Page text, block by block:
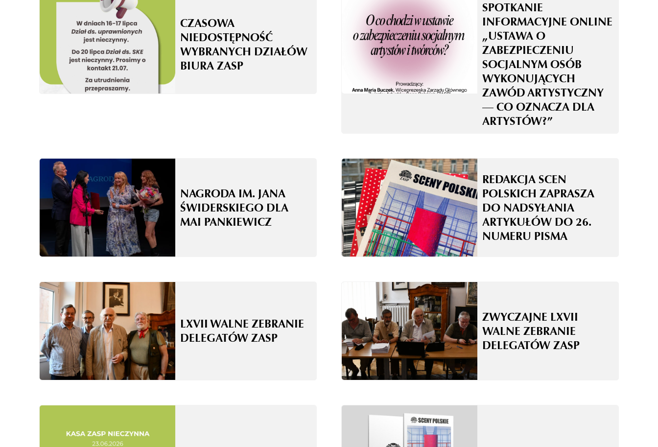
CZASOWA
NIEDOSTĘPNOŚĆ
WYBRANYCH DZIAŁÓW
BIURA ZASP
SPOTKANIE
INFORMACYJNE ONLINE
„USTAWA O
ZABEZPIECZENIU
SOCJALNYM OSÓB
WYKONUJĄCYCH
ZAWÓD ARTYSTYCZNY
— CO OZNACZA DLA
ARTYSTÓW?”
NAGRODA IM. JANA
ŚWIDERSKIEGO DLA
MAI PANKIEWICZ
REDAKCJA SCEN
POLSKICH ZAPRASZA
DO NADSYŁANIA
ARTYKUŁÓW DO 26.
NUMERU PISMA
LXVII WALNE ZEBRANIE
DELEGATÓW ZASP
ZWYCZAJNE LXVII
WALNE ZEBRANIE
DELEGATÓW ZASP